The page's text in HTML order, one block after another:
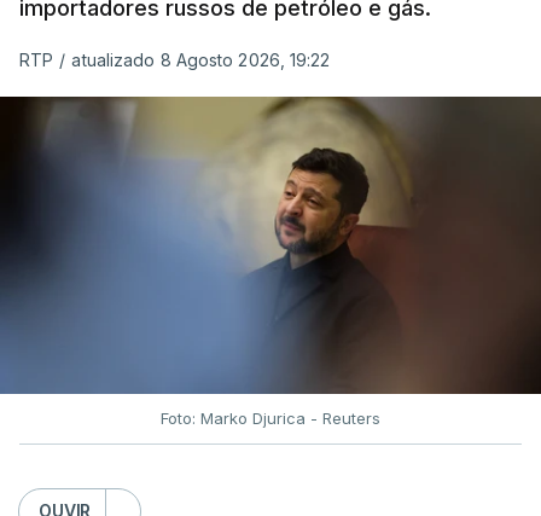
importadores russos de petróleo e gás.
RTP / atualizado 8 Agosto 2026, 19:22
Foto: Marko Djurica - Reuters
OUVIR